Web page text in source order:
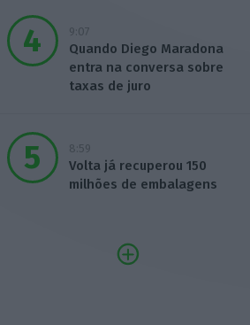
9:07
Quando Diego Maradona
entra na conversa sobre
taxas de juro
8:59
Volta já recuperou 150
milhões de embalagens